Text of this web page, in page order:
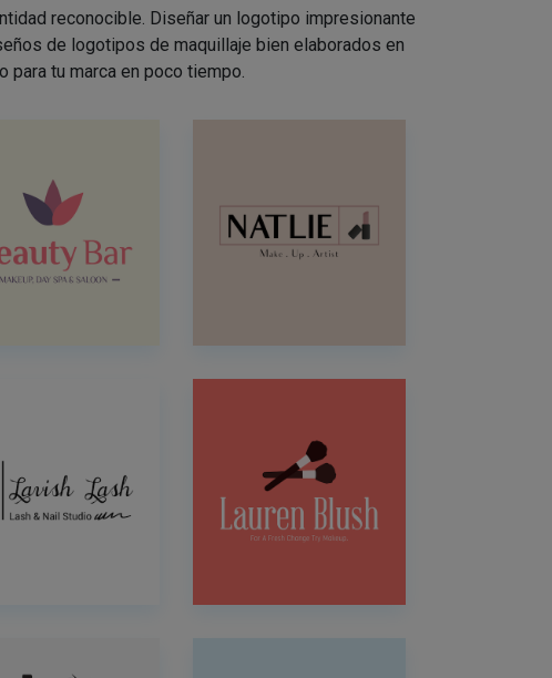
reconocible. Diseñar un logotipo impresionante
de logotipos de maquillaje bien elaborados en
tu marca en poco tiempo.